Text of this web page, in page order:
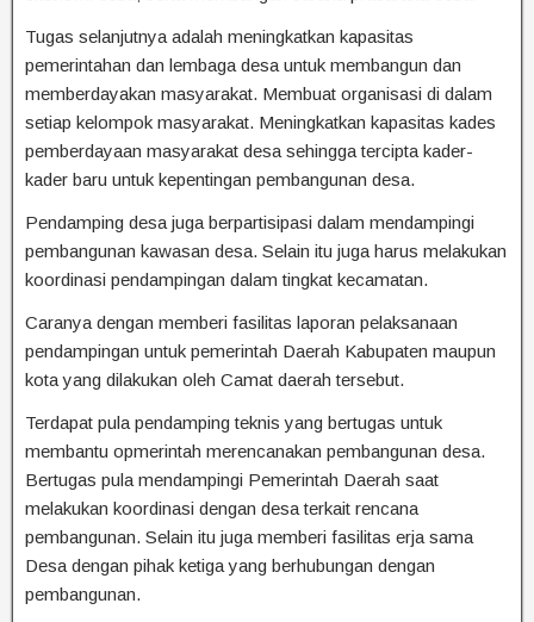
Tugas selanjutnya adalah meningkatkan kapasitas
pemerintahan dan lembaga desa untuk membangun dan
memberdayakan masyarakat. Membuat organisasi di dalam
setiap kelompok masyarakat. Meningkatkan kapasitas kades
pemberdayaan masyarakat desa sehingga tercipta kader-
kader baru untuk kepentingan pembangunan desa.
Pendamping desa juga berpartisipasi dalam mendampingi
pembangunan kawasan desa. Selain itu juga harus melakukan
koordinasi pendampingan dalam tingkat kecamatan.
Caranya dengan memberi fasilitas laporan pelaksanaan
pendampingan untuk pemerintah Daerah Kabupaten maupun
kota yang dilakukan oleh Camat daerah tersebut.
Terdapat pula pendamping teknis yang bertugas untuk
membantu opmerintah merencanakan pembangunan desa.
Bertugas pula mendampingi Pemerintah Daerah saat
melakukan koordinasi dengan desa terkait rencana
pembangunan. Selain itu juga memberi fasilitas erja sama
Desa dengan pihak ketiga yang berhubungan dengan
pembangunan.